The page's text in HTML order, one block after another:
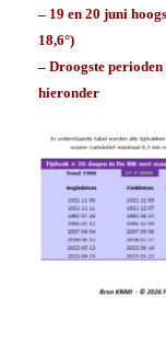
– 19 en 20 juni
18,6°)
– Droogste
hieronder